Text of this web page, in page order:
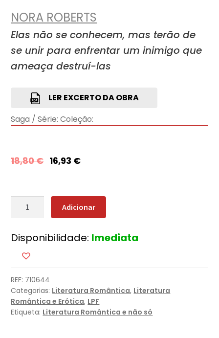
NORA ROBERTS
Elas não se conhecem, mas terão de
se unir para enfrentar um inimigo que
ameaça destruí-las
LER EXCERTO DA OBRA
Saga / Série: Coleção:
18,80€ 16,93 €
Quantidade
Céus
Montana
(Nova
Edição)
Adicionar
Disponibilidade: Imediata
REF: 710644
Categorias: Literatura Romântica, Literatura
Romântica e Erótica, LPF
Etiqueta: Literatura Romântica e não só